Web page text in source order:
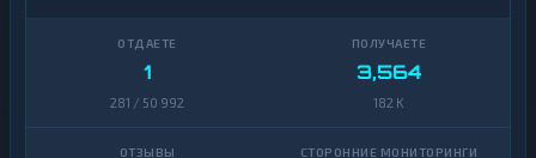
1
281 / 50 992
3,564
182 K